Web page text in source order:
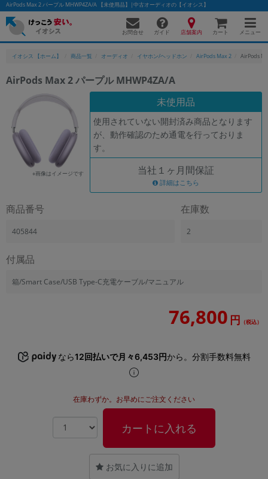
AirPods Max 2 パープル MHWP4ZA/A 【未使用品】|中古オーディオの【イオシス】
お問合せ ガイド 店舗案内 カート メニュー
イオシス 【ホーム】 商品一覧 オーディオ イヤホン/ヘッドホン AirPods Max 2 AirPods
AirPods Max 2 パープル MHWP4ZA/A
※画像はイメージです
未使用品
使用されていない開封済み商品となります
が、動作確認のため通電を行っておりま
す。
当社１ヶ月間保証
詳細はこちら
商品番号
405844
在庫数
2
付属品
箱/Smart Case/USB Type-C充電ケーブル/マニュアル
76,800 円 （税込）
なら12回払いで月々6,453円から。分割手数料無料
在庫わずか。お早めにご注文ください
カートに入れる
お気に入りに追加
かんたんパソコン検索に切り替える
フリーワード
除外ワード
カテゴリー
商品シリーズ名・ブランド名の絞り込み。
「5G対応」「防水」「ワンセグ」など